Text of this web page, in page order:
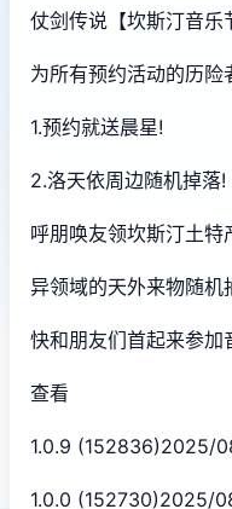
仗剑传说【坎斯汀音乐
为所有预约活动的历
1.预约就送晨星!
2.洛天依周边随机掉落!
呼朋唤友领坎斯汀土特
异领域的天外来物随机
快和朋友们首起来参加
查看
1.0.9 (152836)2025/
1.0.0 (152730)2025/